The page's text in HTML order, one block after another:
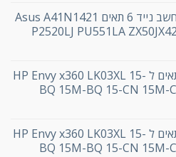
סוללה חליפית למחשב נייד 6 תאים Asus A41N1421
P2520LJ PU551LA
סוללה חליפית 6 תאים ל HP Envy x360 LK03XL 15-
BQ 15M-BQ 15-CN 15M-
סוללה מקורית 6 תאים ל HP Envy x360 LK03XL 15-
BQ 15M-BQ 15-CN 15M-